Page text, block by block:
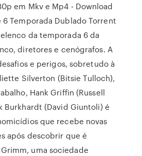
em Mkv e Mp4 - Download
6 Temporada Dublado Torrent
da temporada 6 da
diretores e cenógrafos. A
e perigos, sobretudo à
Silverton (Bitsie Tulloch),
Hank Griffin (Russell
Burkhardt (David Giuntoli) é
que recebe novas
após descobrir que é
uma sociedade